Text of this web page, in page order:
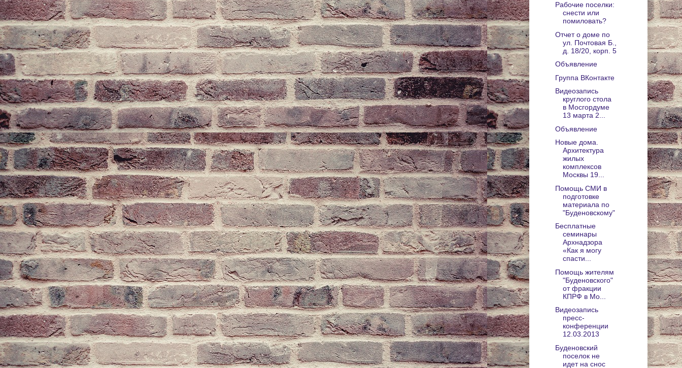
Рабочие поселки:
снести или
помиловать?
Отчет о доме по
ул. Почтовая Б.,
д. 18/20, корп. 5
Объявление
Группа ВКонтакте
Видеозапись
круглого стола
в Мосгордуме
13 марта 2...
Объявление
Новые дома.
Архитектура
жилых
комплексов
Москвы 19...
Помощь СМИ в
подготовке
материала по
"Буденовскому"
Бесплатные
семинары
Архнадзора
«Как я могу
спасти...
Помощь жителям
"Буденовского"
от фракции
КПРФ в Мо...
Видеозапись
пресс-
конференции
12.03.2013
Буденовский
поселок не
идет на снос